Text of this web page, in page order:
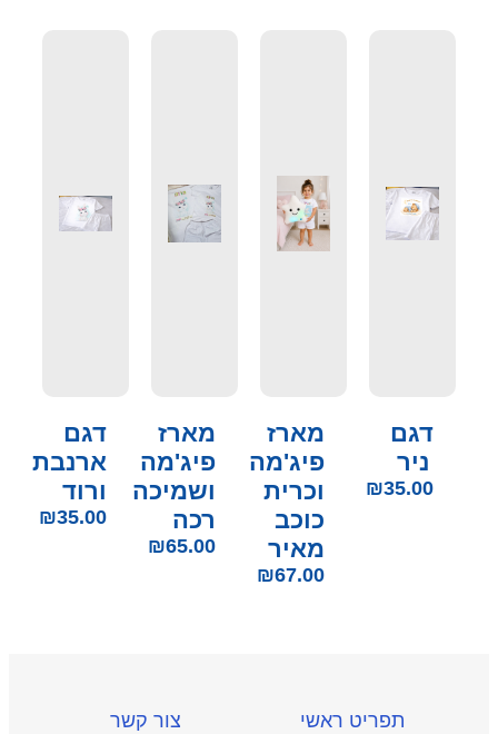
דגם
ניר
₪35.00
מארז
פיג'מה
וכרית
כוכב
מאיר
₪67.00
מארז
פיג'מה
ושמיכה
רכה
₪65.00
דגם
ארנבת
ורוד
₪35.00
תפריט ראשי צור קשר